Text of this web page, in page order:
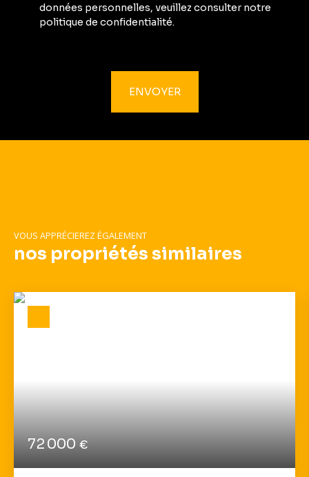
données personnelles, veuillez consulter notre
politique de confidentialité.
ENVOYER
VOUS APPRÉCIEREZ ÉGALEMENT
nos propriétés similaires
72 000 €